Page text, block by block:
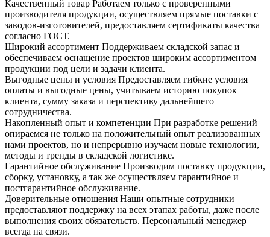
Качественный товар Работаем только с проверенными
производителя продукции, осуществляем прямые поставки с
заводов-изготовителей, предоставляем сертификаты качества
согласно ГОСТ.
Широкий ассортимент Поддерживаем складской запас и
обеспечиваем оснащение проектов широким ассортиментом
продукции под цели и задачи клиента.
Выгодные цены и условия Предоставляем гибкие условия
оплаты и выгодные цены, учитываем историю покупок
клиента, сумму заказа и перспективу дальнейшего
сотрудничества.
Накопленный опыт и компетенции При разработке решений
опираемся не только на положительный опыт реализованных
нами проектов, но и непрерывно изучаем новые технологии,
методы и тренды в складской логистике.
Гарантийное обслуживание Производим поставку продукции,
сборку, установку, а так же осуществляем гарантийное и
постгарантийное обслуживание.
Доверительные отношения Наши опытные сотрудники
предоставляют поддержку на всех этапах работы, даже после
выполнения своих обязательств. Персональный менеджер
всегда на связи.